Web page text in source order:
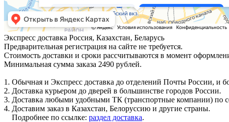
Экспресс доставка Россия, Казахстан, Беларусь
Предварительная регистрация на сайте не требуется.
Стоимость доставки и сроки рассчитываются в момент
Минимальная сумма заказа 2490 рублей.
1. Обычная и Экспресс доставка до отделений Почты России, и
2. Доставка курьером до дверей в большинстве городов России.
3. Доставка любыми удобными ТК (транспортные компании) по
4. Доставим заказ в Казахстан, Белоруссию и другие страны.
Подробнее по ссылке: раздел доставка.